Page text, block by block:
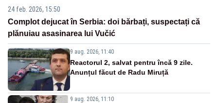
24 feb. 2026, 15:50
Complot dejucat în Serbia: doi bărbați, suspectați că
plănuiau asasinarea lui Vučić
9 aug. 2026, 11:40
Reactorul 2, salvat pentru încă 9 zile.
Anunțul făcut de Radu Miruță
9 aug. 2026, 11:10